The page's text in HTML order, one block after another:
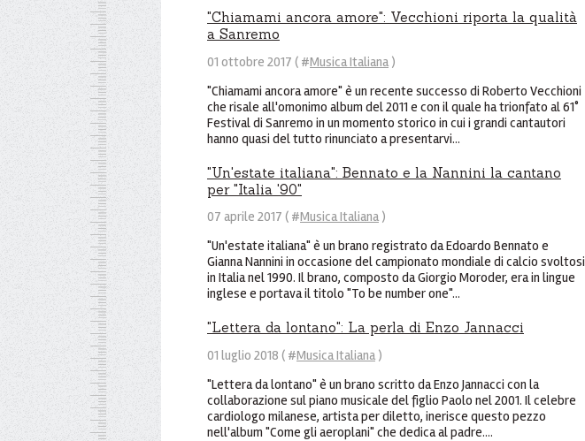
"Chiamami ancora amore": Vecchioni riporta la qualità
a Sanremo
01 ottobre 2017 ( #Musica Italiana )
"Chiamami ancora amore" è un recente successo di Roberto Vecchioni
che risale all'omonimo album del 2011 e con il quale ha trionfato al 61°
Festival di Sanremo in un momento storico in cui i grandi cantautori
hanno quasi del tutto rinunciato a presentarvi...
"Un'estate italiana": Bennato e la Nannini la cantano
per "Italia '90"
07 aprile 2017 ( #Musica Italiana )
"Un'estate italiana" è un brano registrato da Edoardo Bennato e
Gianna Nannini in occasione del campionato mondiale di calcio svoltosi
in Italia nel 1990. Il brano, composto da Giorgio Moroder, era in lingue
inglese e portava il titolo "To be number one"...
"Lettera da lontano": La perla di Enzo Jannacci
01 luglio 2018 ( #Musica Italiana )
"Lettera da lontano" è un brano scritto da Enzo Jannacci con la
collaborazione sul piano musicale del figlio Paolo nel 2001. Il celebre
cardiologo milanese, artista per diletto, inerisce questo pezzo
nell'album "Come gli aeroplani" che dedica al padre....